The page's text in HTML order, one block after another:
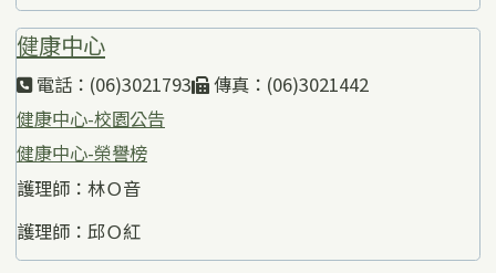
健康中心
電話：(06)3021793
傳真：(06)3021442
健康中心-校園公告
健康中心-榮譽榜
護理師：林Ｏ音
護理師：邱Ｏ紅